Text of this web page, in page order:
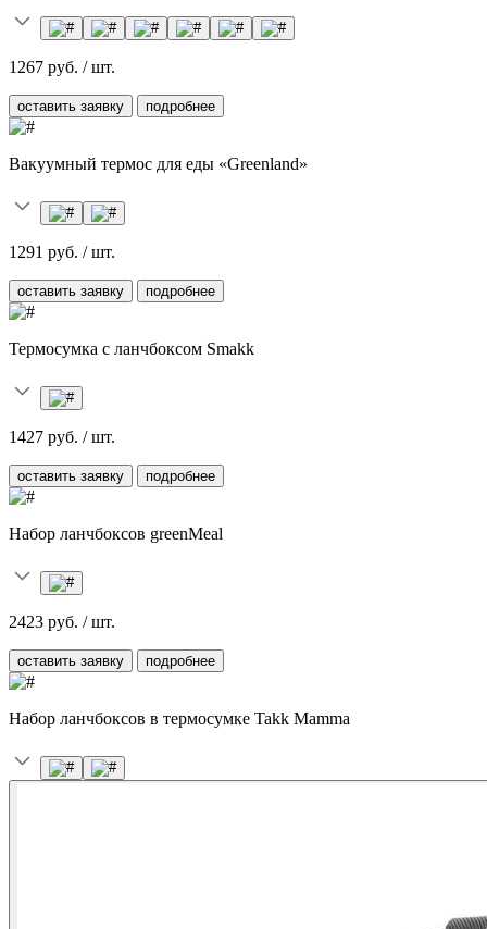
1267 руб. / шт.
оставить заявку подробнее
Вакуумный термос для еды «Greenland»
1291 руб. / шт.
оставить заявку подробнее
Термосумка с ланчбоксом Smakk
1427 руб. / шт.
оставить заявку подробнее
Набор ланчбоксов greenMeal
2423 руб. / шт.
оставить заявку подробнее
Набор ланчбоксов в термосумке Takk Mamma